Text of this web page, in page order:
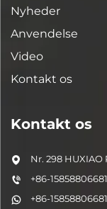
Nyheder
Anvendelse
Video
Kontakt os
Kontakt os
Nr. 298 HUXIAO
+86-15858806681
+86-15858806681